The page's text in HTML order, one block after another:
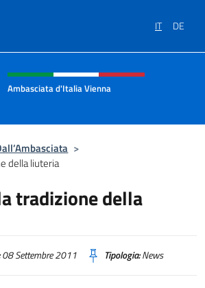
IT DE
sito, social e menù
Ambasciata d'Italia Vienna
>
della liuteria
tradizione della
08 Settembre 2011 Tipologia:News